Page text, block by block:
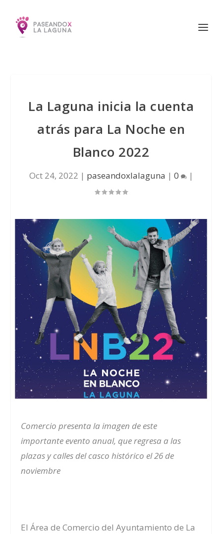
La Laguna inicia la cuenta
atrás para La Noche en
Blanco 2022
Oct 24, 2022 | paseandoxlalaguna | 0 |
Comercio presenta la imagen de este
importante evento anual, que regresa a las
plazas y calles del casco histórico el 26 de
noviembre
El Área de Comercio del Ayuntamiento de La